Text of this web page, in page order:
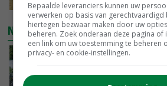
NIEUWSTE VIDEO'S
Oekraïne-vlogger Kees
de ambassade mag zelf
Bepaalde leveranciers kunnen uw
verwerken op basis van gerechtvaardigd
hiertegen bezwaar maken door uw
beheren. Zoek onderaan deze pagina of
een link om uw toestemming te beheren
privacy- en cookie-instellingen.